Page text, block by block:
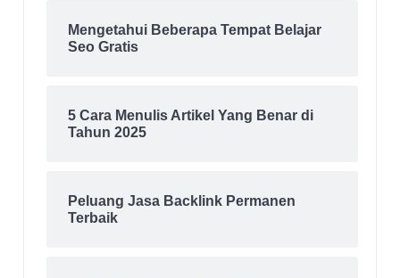
Mengetahui Beberapa Tempat Belajar
Seo Gratis
5 Cara Menulis Artikel Yang Benar di
Tahun 2025
Peluang Jasa Backlink Permanen
Terbaik